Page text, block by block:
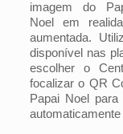
imagem do
Noel em
aumentada.
disponível nas
escolher o
focalizar o QR
Papai Noel